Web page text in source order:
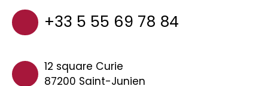
+33 5 55 69 78 84
12 square Curie
87200 Saint-Junien